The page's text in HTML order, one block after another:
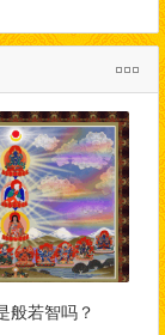
般若智吗？